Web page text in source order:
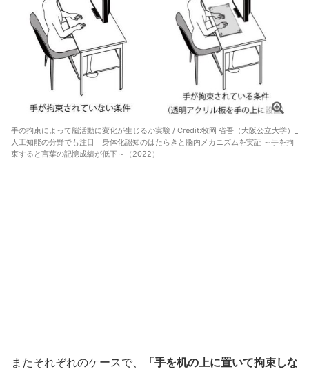
手の拘束によって脳活動に変化が生じるか実験 / Credit:牧岡 省吾（大阪公立大学）_
人工知能の分野でも注目 身体化認知のはたらきと脳内メカニズムを実証 ～手を拘
束すると言葉の記憶成績が低下～（2022）
またそれぞれのケースで、
「手を机の上に置いて拘束しな